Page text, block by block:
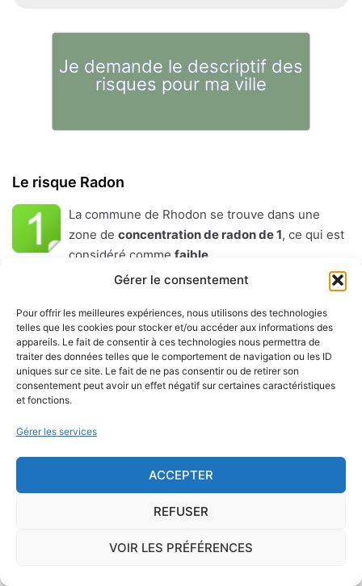
Gérer le consentement
Pour offrir les meilleures expériences, nous utilisons des technologies
telles que les cookies pour stocker et/ou accéder aux informations des
appareils. Le fait de consentir à ces technologies nous permettra de
traiter des données telles que le comportement de navigation ou les ID
uniques sur ce site. Le fait de ne pas consentir ou de retirer son
consentement peut avoir un effet négatif sur certaines caractéristiques
et fonctions.
Gérer les services
ACCEPTER
REFUSER
VOIR LES PRÉFÉRENCES
Je demande le descriptif des
risques pour ma ville
Le risque Radon
La commune de Rhodon se trouve dans une
zone de concentration de radon de 1, ce qui est
considéré comme faible
est un gaz radioactif issu de la désintégration du
radium et de l'uranium, deux éléments présents dans le sol
et les roches. On trouve des taux importants de radon
dans l'air sur le territoire français. C'est pourquoi l'ISRN
(Institut de Radioprotection et de Sûreté Nucléaire), à la
demande de l'Autorité de Sûreté Nucléaire, a classé les
1, 2 ou 3.
Inhalé régulièrement et sur le long terme, le radon est un
facteur d'apparition du cancer du poumon.
A partir des sols essentiellement (mais également, dans
une moindre mesure, à partir des matériaux de